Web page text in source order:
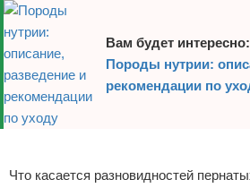
Вам будет интересно:
Породы нутрии:
рекомендации по
Что касается разновидностей